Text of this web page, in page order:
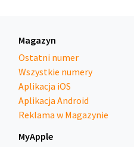
Magazyn
Ostatni numer
Wszystkie numery
Aplikacja iOS
Aplikacja Android
Reklama w Magazynie
MyApple